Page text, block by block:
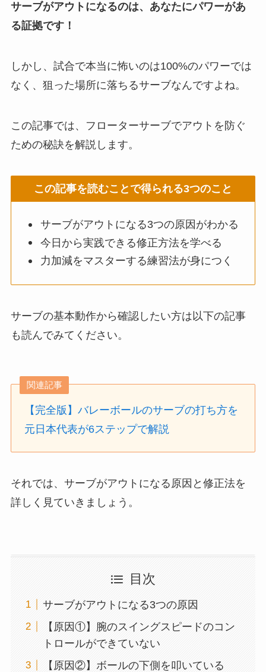
サーブがアウトになるのは、あなたにパワーがあ
る証拠です！
しかし、試合で本当に怖いのは100%のパワーでは
なく、狙った場所に落ちるサーブなんですよね。
この記事では、フローターサーブでアウトを防ぐ
ための秘訣を解説します。
この記事を読むことで得られる3つのこと
サーブがアウトになる3つの原因がわかる
今日から実践できる修正方法を学べる
力加減をマスターする練習法が身につく
サーブの基本動作から確認したい方は以下の記事
も読んでみてください。
関連記事
【完全版】バレーボールのサーブの打ち方を
元日本代表が6ステップで解説
それでは、サーブがアウトになる原因と修正法を
詳しく見ていきましょう。
目次
サーブがアウトになる3つの原因
【原因①】腕のスイングスピードのコン
トロールができていない
【原因②】ボールの下側を叩いている